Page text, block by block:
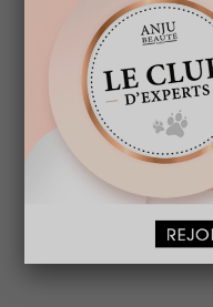
A